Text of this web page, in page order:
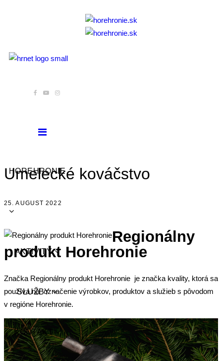
HOREHRONIE
AKTIVITY
SLUŽBY
KONTAKT
Umelecké kováčstvo
25. AUGUST 2022
Regionálny
produkt Horehronie
Značka Regionálny produkt Horehronie je značka kvality, ktorá sa
používa na označenie výrobkov, produktov a služieb s pôvodom
v regióne Horehronie.